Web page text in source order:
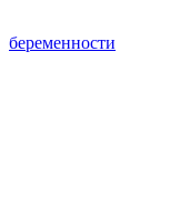
беременности